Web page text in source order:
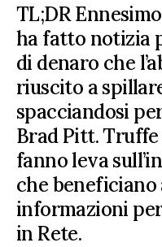
TL;DR
ha fatto notizia
di denaro che
riuscito a
spacciandosi
Brad Pitt.
fanno leva
che
informazioni
in Rete.